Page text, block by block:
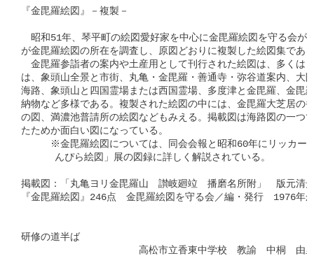
『金毘羅絵図』－複製－
昭和51年、琴平町の絵図愛好家を中心に金毘羅絵図を守る会が
が金毘羅絵図の所在を調査し、原図どおりに複製した絵図集であ
金毘羅参詣者の案内や土産用として刊行された絵図は、多くは
は、象頭山全景と市街、丸亀・金毘羅・善通寺・弥谷道案内、大
海路、象頭山と四国霊場または西国霊場、多度津と金毘羅、金毘
納物など多様である。複製された絵図の中には、金毘羅大芝居の
の図、満濃池普請所の絵図などもみえる。掲載図は海路図の一つ
たためか面白い図になっている。
※金毘羅絵図については、同会会報と昭和60年にリッカー美
      んぴら絵図」展の図録に詳しく解説されている。
掲載図：「丸亀ヨリ金毘羅山　讃岐廻竝　播磨名所附」　版元清
『金毘羅絵図』246点　金毘羅絵図を守る会／編・発行　1976
研修の道半ば
高松市立香東中学校　教諭　中桐　由